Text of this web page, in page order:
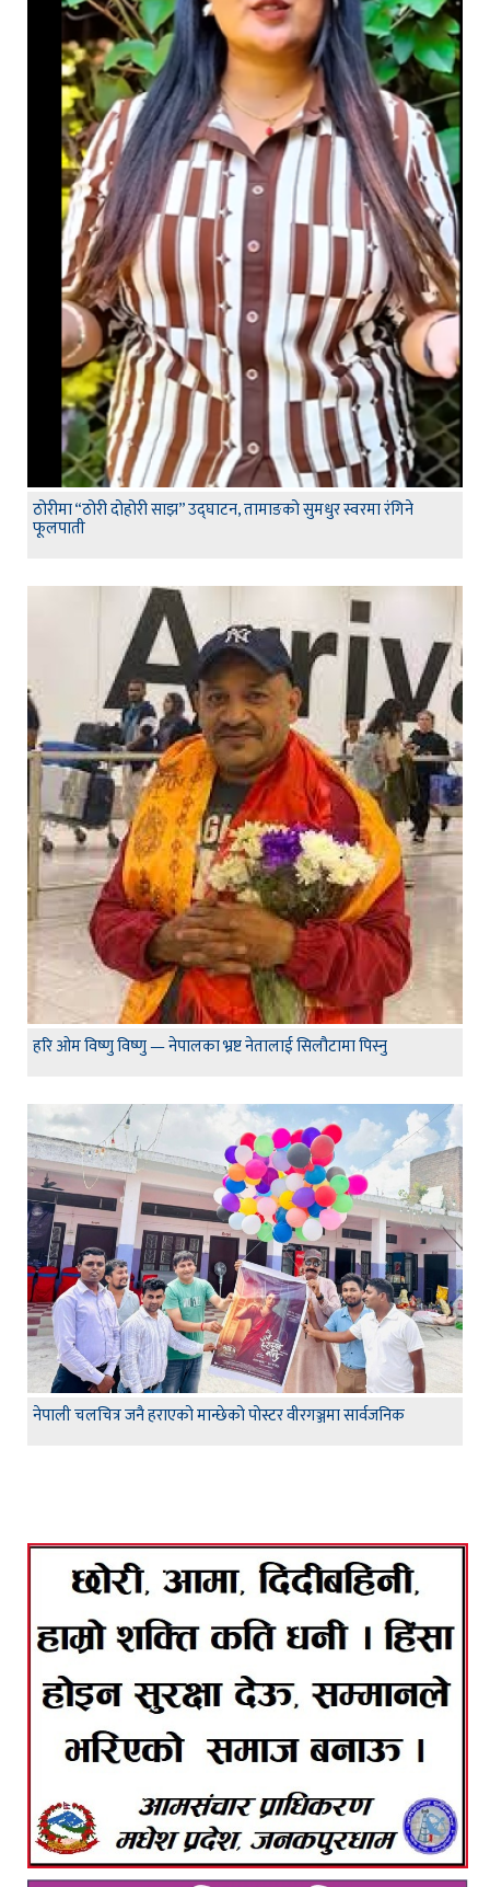
ठोरीमा “ठोरी दोहोरी साझ” उद्घाटन, तामाङको सुमधुर स्वरमा रंगिने
फूलपाती
हरि ओम विष्णु विष्णु — नेपालका भ्रष्ट नेतालाई सिलौटामा पिस्नु
नेपाली चलचित्र जनै हराएको मान्छेको पोस्टर वीरगञ्जमा सार्वजनिक